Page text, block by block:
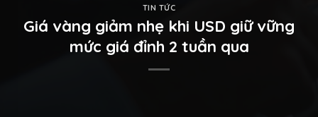
TIN TỨC
Giá vàng giảm nhẹ khi USD giữ vững
mức giá đỉnh 2 tuần qua